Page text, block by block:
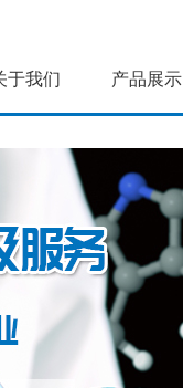
于我们 产品展示